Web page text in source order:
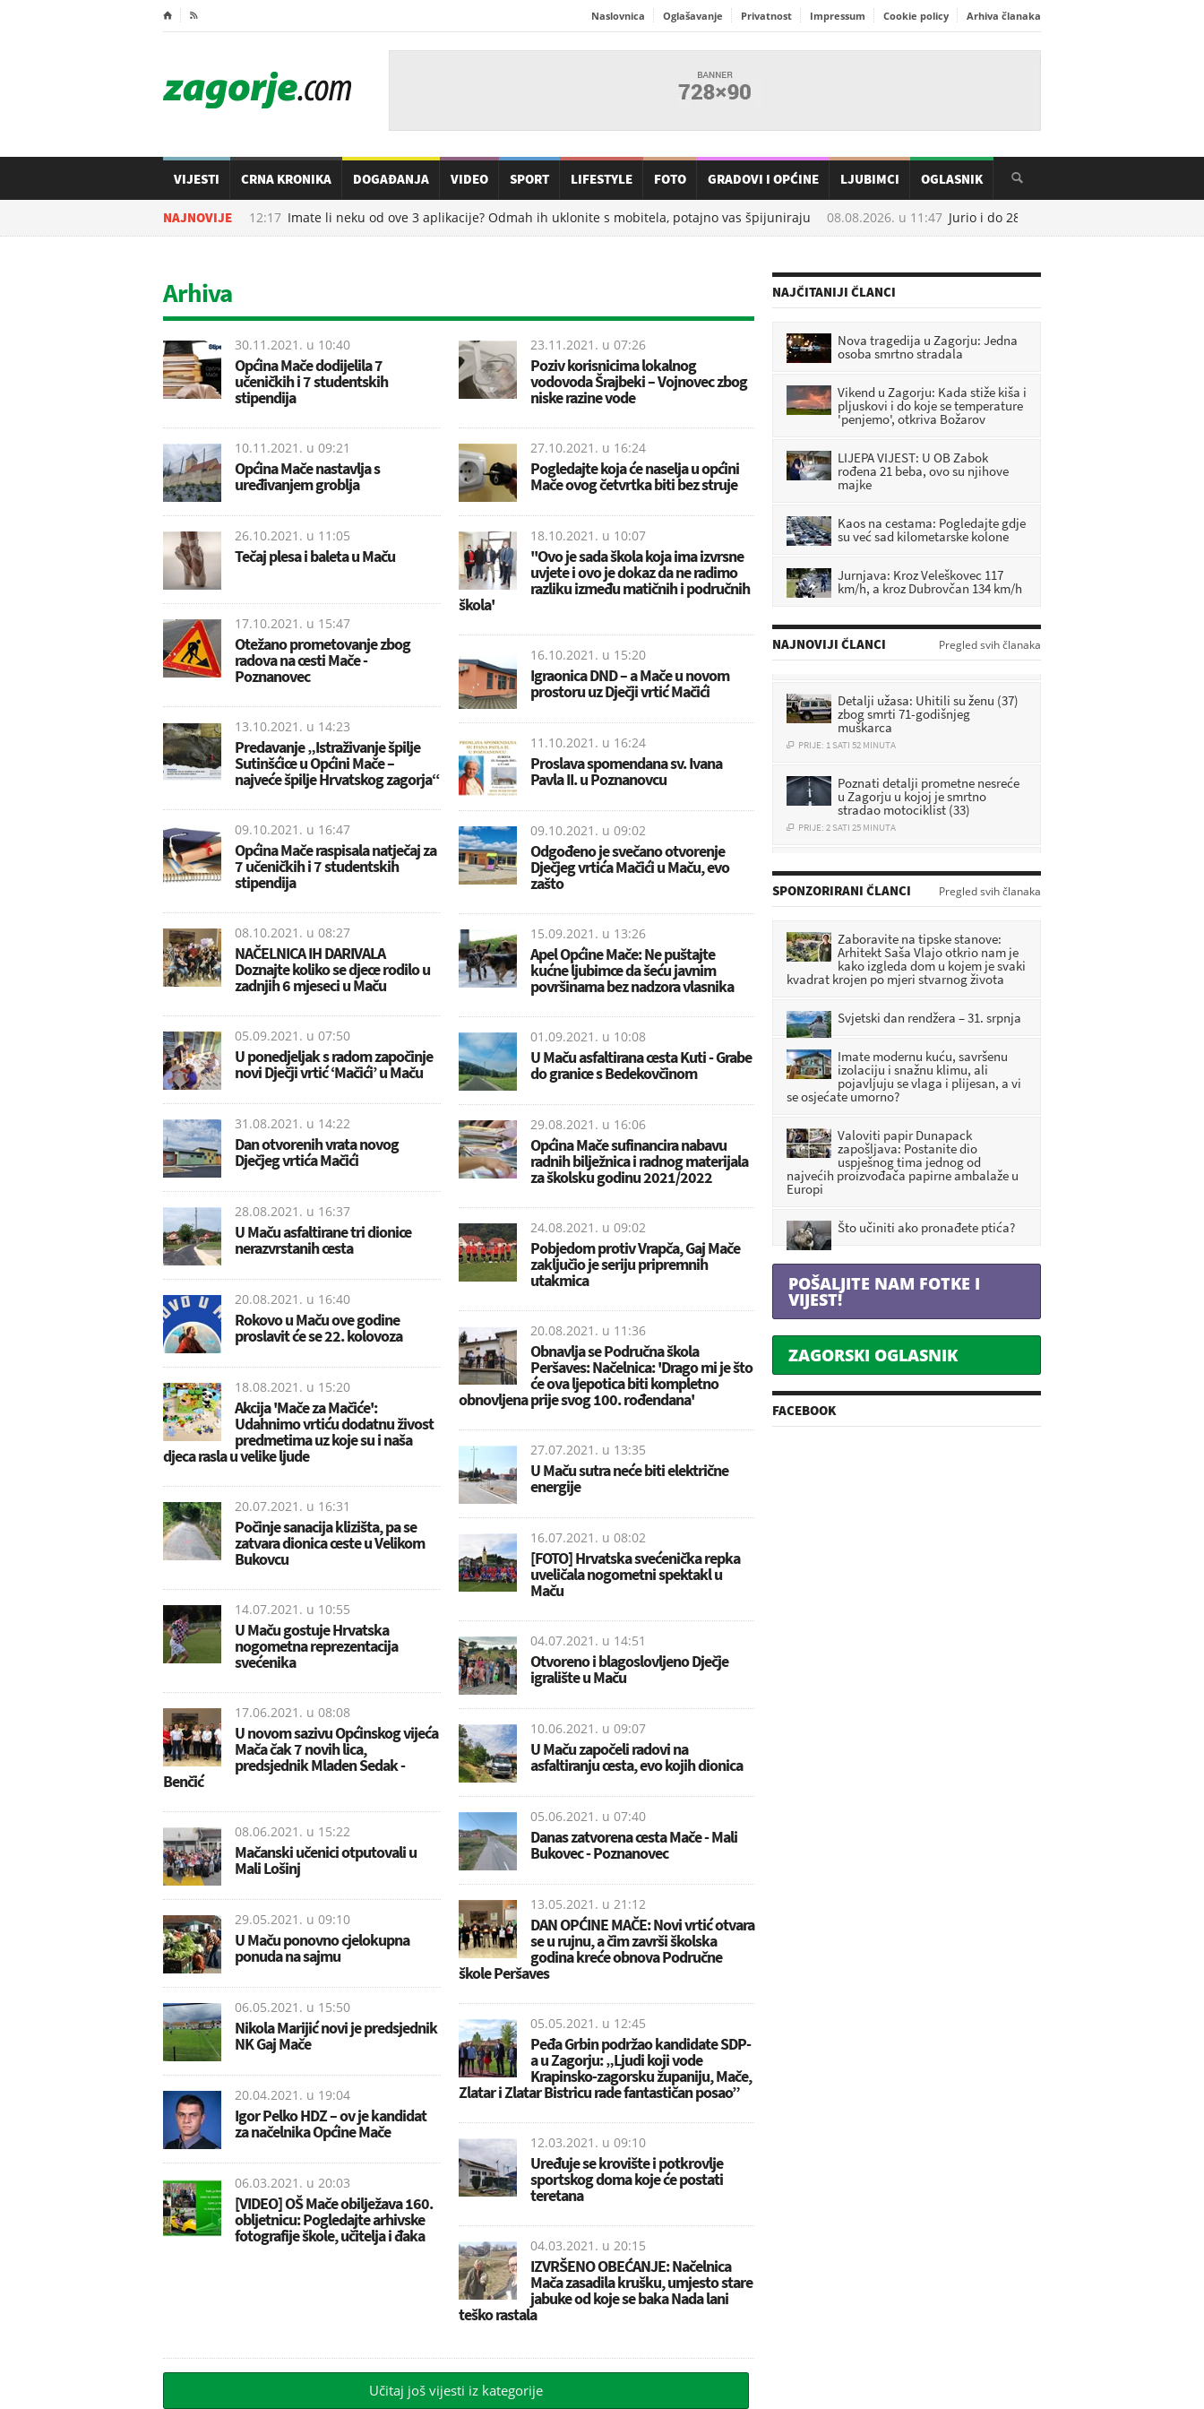
⌂  Naslovnica Oglašavanje Privatnost Impressum Cookie policy Arhiva članaka
VIJESTI CRNA KRONIKA DOGAĐANJA VIDEO SPORT LIFESTYLE FOTO GRADOVI I OPĆINE LJUBIMCI OGLASNIK
NAJNOVIJE
08.08.2026. u 12:17 Imate li neku od ove 3 aplikacije? Odmah ih uklonite s mobitela, potajno vas špijuniraju 08.08.2026. u11:47 Jurio i do 280 km/h po zagorskim cestama,
Arhiva
30.11.2021. u 10:40
Općina Mače dodijelila 7
učeničkih i 7 studentskih
stipendija
10.11.2021. u 09:21
Općina Mače nastavlja s
uređivanjem groblja
26.10.2021. u 11:05
Tečaj plesa i baleta u Maču
17.10.2021. u 15:47
Otežano prometovanje zbog
radova na cesti Mače -
Poznanovec
13.10.2021. u 14:23
Predavanje „Istraživanje špilje
Sutinšćice u Općini Mače –
najveće špilje Hrvatskog zagorja“
09.10.2021. u 16:47
Općina Mače raspisala natječaj za
7 učeničkih i 7 studentskih
stipendija
08.10.2021. u 08:27
NAČELNICA IH DARIVALA
Doznajte koliko se djece rodilo u
zadnjih 6 mjeseci u Maču
05.09.2021. u 07:50
U ponedjeljak s radom započinje
novi Dječji vrtić ‘Mačići’ u Maču
31.08.2021. u 14:22
Dan otvorenih vrata novog
Dječjeg vrtića Mačići
28.08.2021. u 16:37
U Maču asfaltirane tri dionice
nerazvrstanih cesta
20.08.2021. u 16:40
Rokovo u Maču ove godine
proslavit će se 22. kolovoza
18.08.2021. u 15:20
Akcija 'Mače za Mačiće':
Udahnimo vrtiću dodatnu živost
predmetima uz koje su i naša
djeca rasla u velike ljude
20.07.2021. u 16:31
Počinje sanacija klizišta, pa se
zatvara dionica ceste u Velikom
Bukovcu
14.07.2021. u 10:55
U Maču gostuje Hrvatska
nogometna reprezentacija
svećenika
17.06.2021. u 08:08
U novom sazivu Općinskog vijeća
Mača čak 7 novih lica,
predsjednik Mladen Sedak -
Benčić
08.06.2021. u 15:22
Mačanski učenici otputovali u
Mali Lošinj
29.05.2021. u 09:10
U Maču ponovno cjelokupna
ponuda na sajmu
06.05.2021. u 15:50
Nikola Marijić novi je predsjednik
NK Gaj Mače
20.04.2021. u 19:04
Igor Pelko HDZ – ov je kandidat
za načelnika Općine Mače
06.03.2021. u 20:03
[VIDEO] OŠ Mače obilježava 160.
obljetnicu: Pogledajte arhivske
fotografije škole, učitelja i đaka
23.11.2021. u 07:26
Poziv korisnicima lokalnog
vodovoda Šrajbeki – Vojnovec zbog
niske razine vode
27.10.2021. u 16:24
Pogledajte koja će naselja u općini
Mače ovog četvrtka biti bez struje
18.10.2021. u 10:07
''Ovo je sada škola koja ima izvrsne
uvjete i ovo je dokaz da ne radimo
razliku između matičnih i područnih
škola'
16.10.2021. u 15:20
Igraonica DND – a Mače u novom
prostoru uz Dječji vrtić Mačići
11.10.2021. u 16:24
Proslava spomendana sv. Ivana
Pavla II. u Poznanovcu
09.10.2021. u 09:02
Odgođeno je svečano otvorenje
Dječjeg vrtića Mačići u Maču, evo
zašto
15.09.2021. u 13:26
Apel Općine Mače: Ne puštajte
kućne ljubimce da šeću javnim
površinama bez nadzora vlasnika
01.09.2021. u 10:08
U Maču asfaltirana cesta Kuti - Grabe
do granice s Bedekovčinom
29.08.2021. u 16:06
Općina Mače sufinancira nabavu
radnih bilježnica i radnog materijala
za školsku godinu 2021/2022
24.08.2021. u 09:02
Pobjedom protiv Vrapča, Gaj Mače
zaključio je seriju pripremnih
utakmica
20.08.2021. u 11:36
Obnavlja se Područna škola
Peršaves: Načelnica: 'Drago mi je što
će ova ljepotica biti kompletno
obnovljena prije svog 100. rođendana'
27.07.2021. u 13:35
U Maču sutra neće biti električne
energije
16.07.2021. u 08:02
[FOTO] Hrvatska svećenička repka
uveličala nogometni spektakl u
Maču
04.07.2021. u 14:51
Otvoreno i blagoslovljeno Dječje
igralište u Maču
10.06.2021. u 09:07
U Maču započeli radovi na
asfaltiranju cesta, evo kojih dionica
05.06.2021. u 07:40
Danas zatvorena cesta Mače - Mali
Bukovec - Poznanovec
13.05.2021. u 21:12
DAN OPĆINE MAČE: Novi vrtić otvara
se u rujnu, a čim završi školska
godina kreće obnova Područne
škole Peršaves
05.05.2021. u 12:45
Peđa Grbin podržao kandidate SDP-
a u Zagorju: „Ljudi koji vode
Krapinsko-zagorsku županiju, Mače,
Zlatar i Zlatar Bistricu rade fantastičan posao”
12.03.2021. u 09:10
Uređuje se krovište i potkrovlje
sportskog doma koje će postati
teretana
04.03.2021. u 20:15
IZVRŠENO OBEĆANJE: Načelnica
Mača zasadila krušku, umjesto stare
jabuke od koje se baka Nada lani
teško rastala
Učitaj još vijesti iz kategorije
NAJČITANIJI ČLANCI
Nova tragedija u Zagorju: Jedna
osoba smrtno stradala
Vikend u Zagorju: Kada stiže kiša i
pljuskovi i do koje se temperature
'penjemo', otkriva Božarov
LIJEPA VIJEST: U OB Zabok
rođena 21 beba, ovo su njihove
majke
Kaos na cestama: Pogledajte gdje
su već sad kilometarske kolone
Jurnjava: Kroz Veleškovec 117
km/h, a kroz Dubrovčan 134 km/h
NAJNOVIJI ČLANCI Pregled svih članaka
zbog smrti 71-godišnjeg
muškarca
PRIJE: 1 SATI 52 MINUTA
u Zagorju u kojoj je smrtno
stradao motociklist (33)
PRIJE: 2 SATI 25 MINUTA
snimao: Policija objavila detalje
 PRIJE: 42 MINUTA
Zagorje tuguje: Poginuo mladi
vatrogasac i automobilist
PRIJE: 1 SATI 2 MINUTA
ima ozlijeđenih
 PRIJE: 1 SATI 26 MINUTA
SPONZORIRANI ČLANCI Pregled svih članaka
Zaboravite na tipske stanove:
Arhitekt Saša Vlajo otkrio nam je
kako izgleda dom u kojem je svaki
kvadrat krojen po mjeri stvarnog života
Svjetski dan rendžera – 31. srpnja
Imate modernu kuću, savršenu
izolaciju i snažnu klimu, ali
pojavljuju se vlaga i plijesan, a vi
se osjećate umorno?
Valoviti papir Dunapack
zapošljava: Postanite dio
uspješnog tima jednog od
najvećih proizvođača papirne ambalaže u
Europi
Što učiniti ako pronađete ptića?
POŠALJITE NAM FOTKE I
VIJEST!
ZAGORSKI OGLASNIK
FACEBOOK